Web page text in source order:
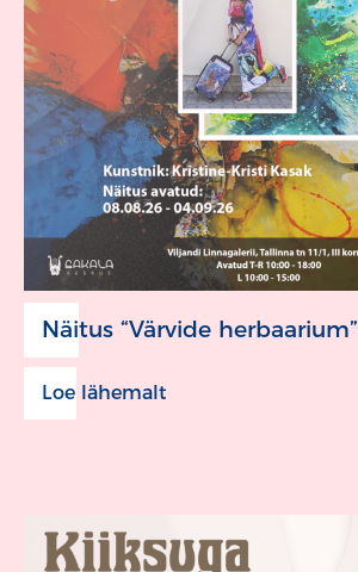
Näitus “Värvide herbaarium”
Loe lähemalt